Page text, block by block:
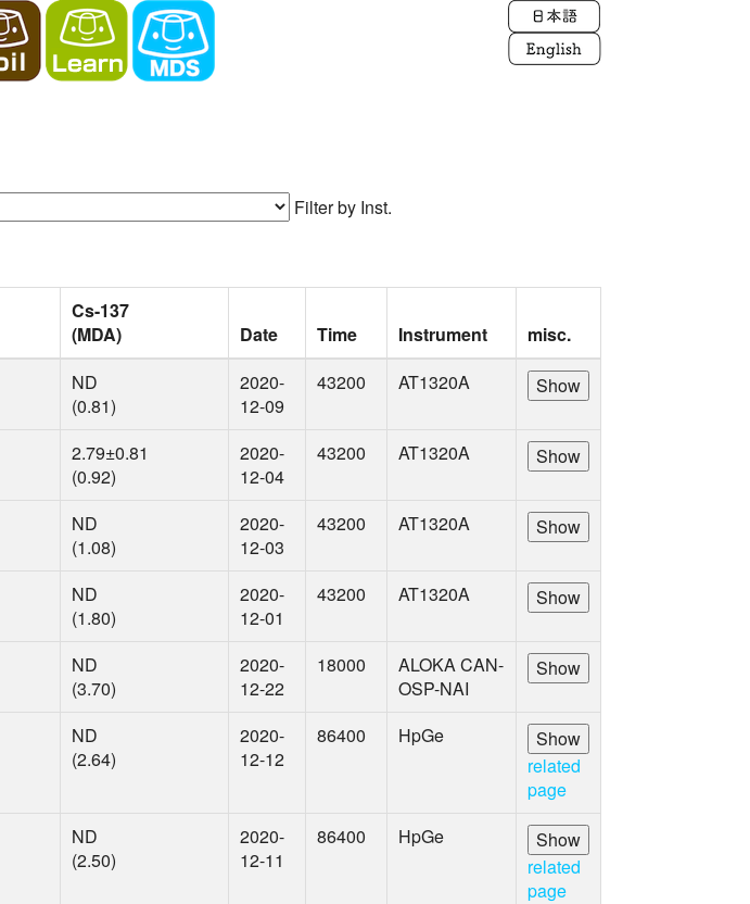
Filter by Inst.
Cs-137
(MDA)
Date Time Instrument
misc.
ND
(0.81)
2020-
12-09
43200 AT1320A
2.79±0.81
(0.92)
2020-
12-04
43200 AT1320A
ND
(1.08)
2020-
12-03
43200 AT1320A
ND
(1.80)
2020-
12-01
43200 AT1320A
ND
(3.70)
2020-
12-22
18000
ALOKA CAN-
OSP-NAI
ND
(2.64)
2020-
12-12
86400
HpGe
related
page
ND
(2.50)
2020-
12-11
86400
HpGe
related
page